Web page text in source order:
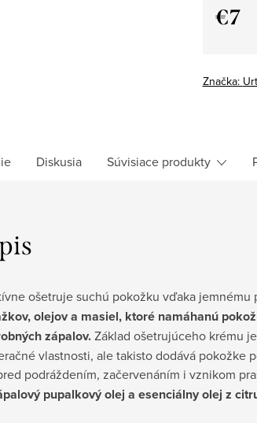
€7
Značka:
Diskusia Súvisiace produkty
ošetruje suchú pokožku vďaka
olejov a masiel, ktoré namáhanú
zápalov.Základ ošetrujúceho krému
vlastnosti, ale takisto dodává pokožke
podráždením, začervenáním i vznikom
pupalkový olej a esenciálny olej z